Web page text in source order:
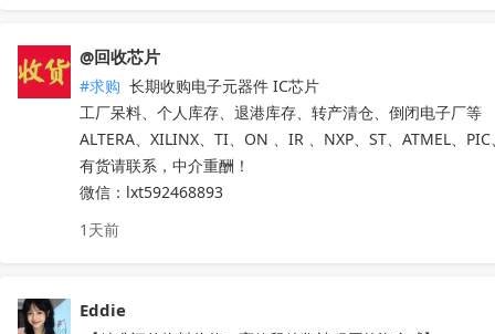
@回收芯片
#求购 长期收购电子元器件 IC芯片
工厂呆料、个人库存、退港库存、转产清仓、倒闭电子厂等
ALTERA、XILINX、TI、ON 、IR 、NXP、ST、ATMEL、
有货请联系，中介重酬！
微信：lxt592468893
1天前
Eddie